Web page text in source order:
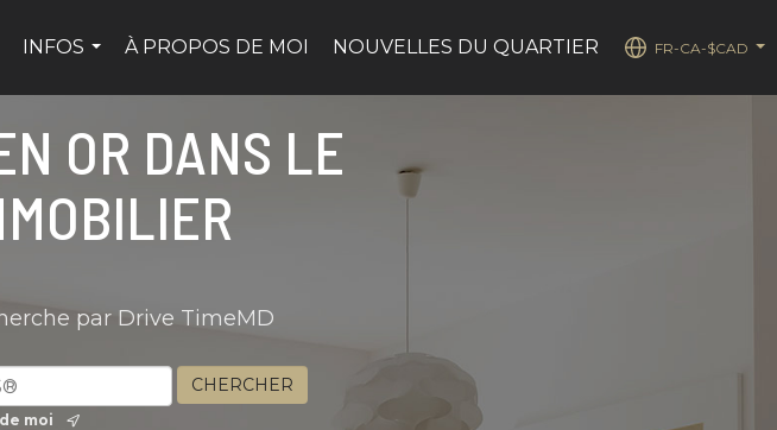
INFOS
À PROPOS DE MOI NOUVELLES DU QUARTIER
FR-CA-$CAD
OR DANS LE
par Drive TimeMD
moi